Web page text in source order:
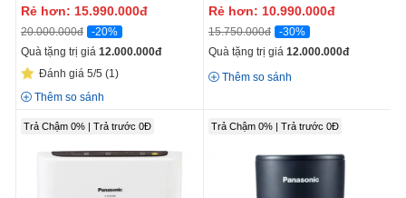
Rẻ hơn: 15.990.000đ
20.000.000đ
-20%
Quà tặng trị giá 12.000.000đ
Đánh giá 5/5 (1)
Thêm so sánh
Rẻ hơn: 10.990.000đ
15.750.000đ
-30%
Quà tặng trị giá 12.000.000đ
Thêm so sánh
Trả Chậm 0% | Trả trước 0Đ Trả Chậm 0% | Trả trước 0Đ